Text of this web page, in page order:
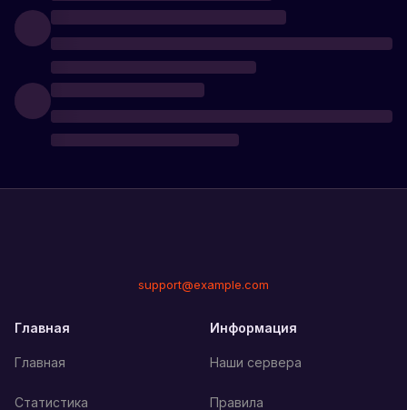
support@example.com
Главная
Главная
Статистика
Информация
Наши сервера
Правила